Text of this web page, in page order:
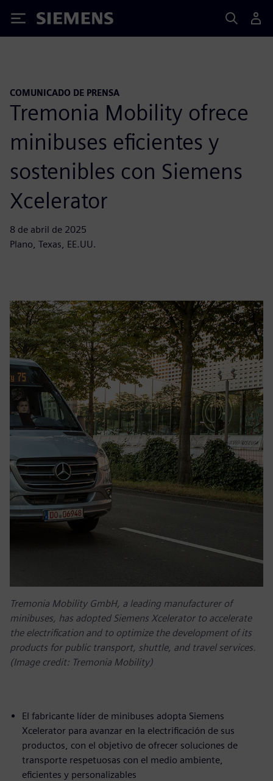
Siemens
COMUNICADO DE PRENSA
Tremonia Mobility ofrece
minibuses eficientes y
sostenibles con Siemens
Xcelerator
8 de abril de 2025
Plano, Texas, EE.UU.
Tremonia Mobility GmbH, a leading manufacturer of
minibuses, has adopted Siemens Xcelerator to accelerate
the electrification and to optimize the development of its
products for public transport, shuttle, and travel services.
(Image credit: Tremonia Mobility)
El fabricante líder de minibuses adopta Siemens
Xcelerator para avanzar en la electrificación de sus
productos, con el objetivo de ofrecer soluciones de
transporte respetuosas con el medio ambiente,
eficientes y personalizables